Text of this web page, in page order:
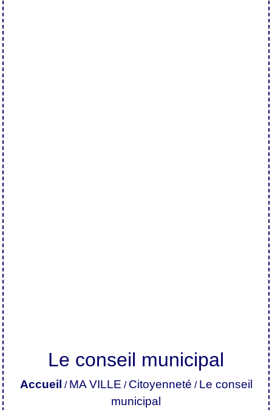
Le conseil municipal
Accueil / MA VILLE / Citoyenneté / Le conseil
municipal